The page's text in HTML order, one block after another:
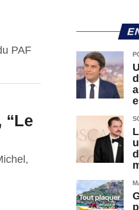
PAF
“Le